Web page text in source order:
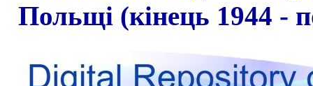
Польщі (кінець 1944 -